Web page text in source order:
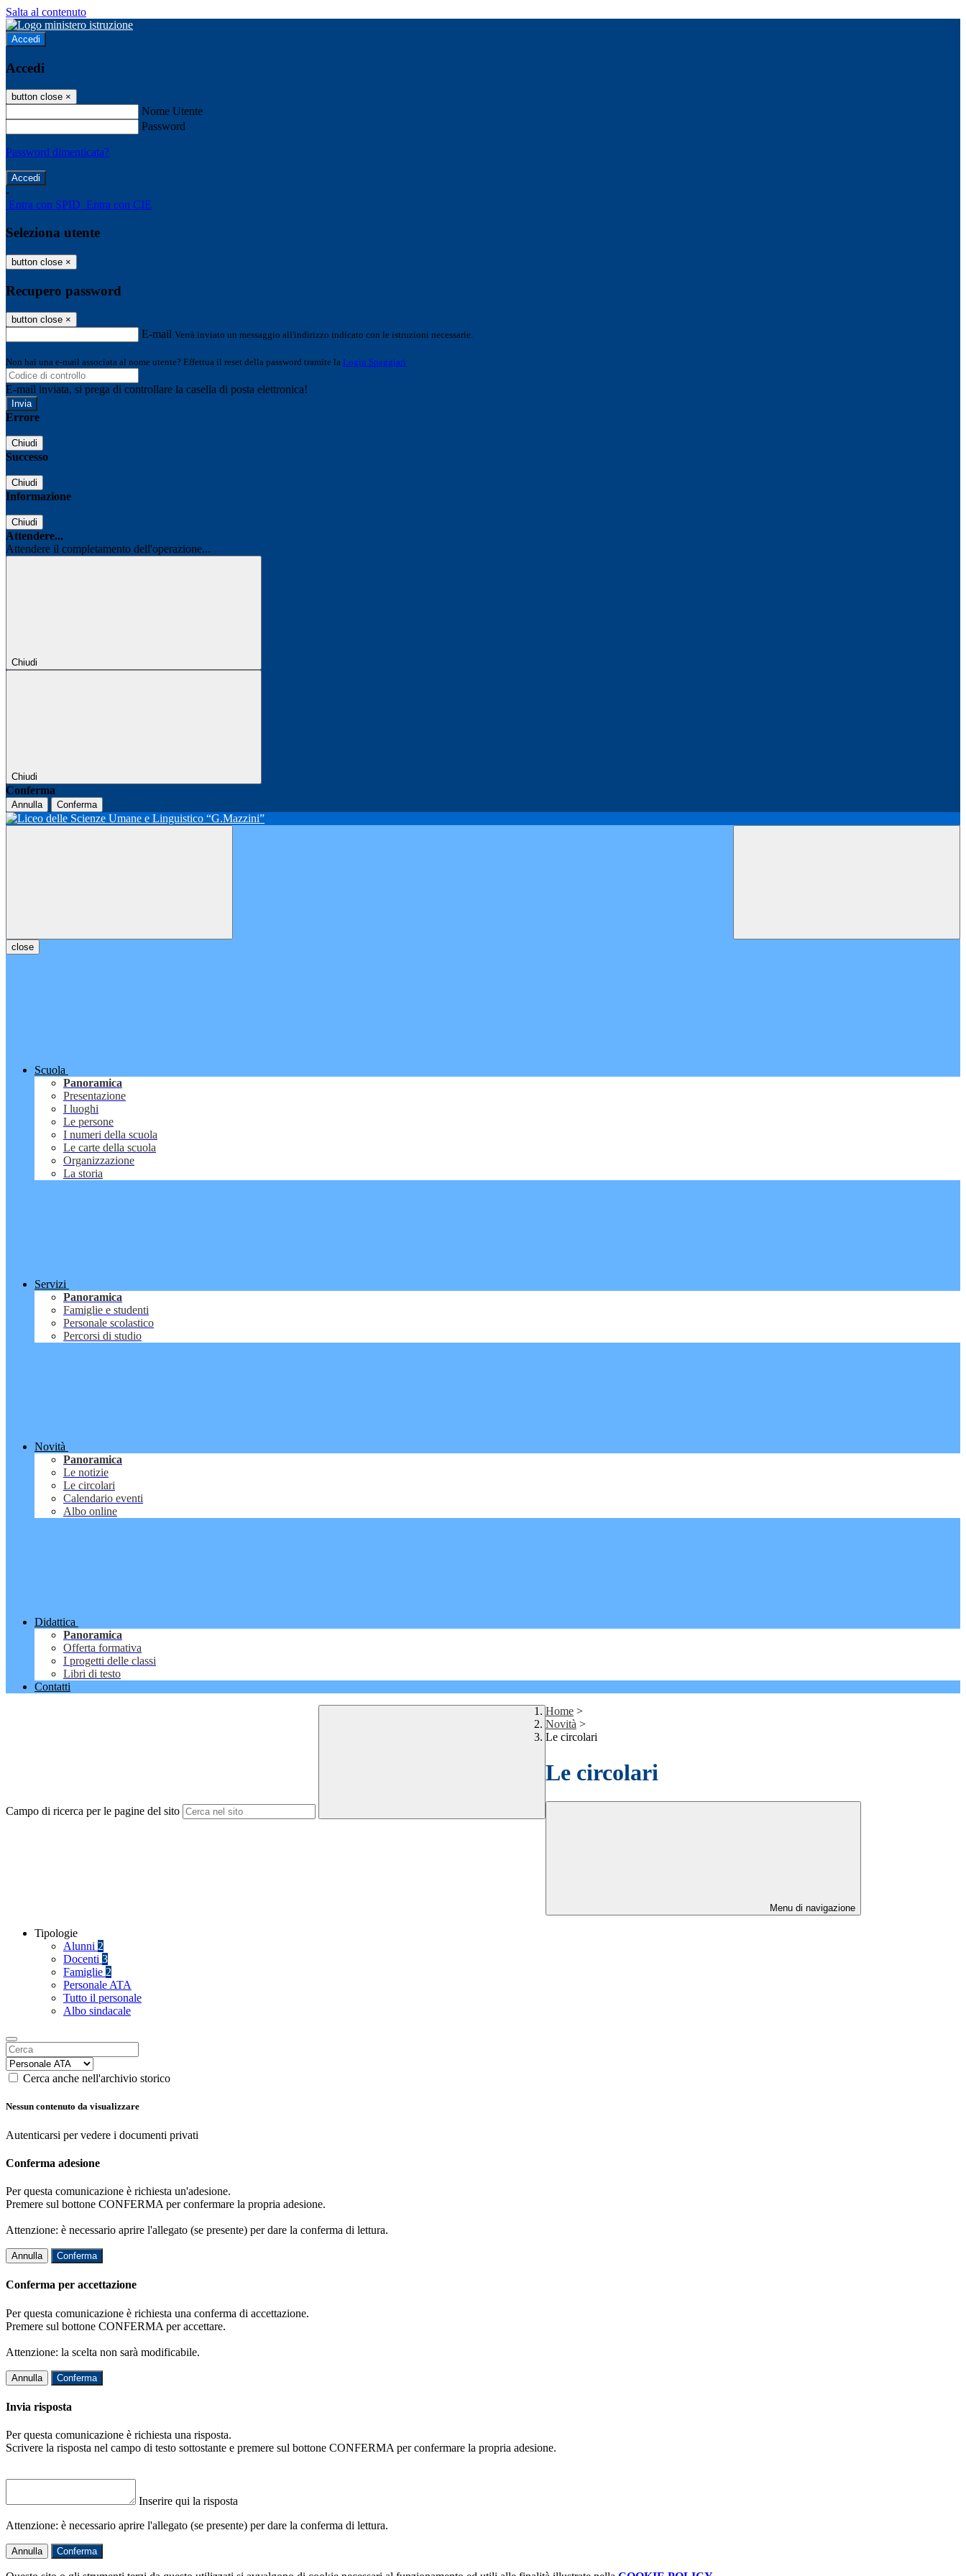
Salta al contenuto
Accedi
Accedi
button close ×
Nome Utente
Password
Password dimenticata?
-
Entra con SPID Entra con CIE
Seleziona utente
button close ×
Recupero password
button close ×
E-mail Verrà inviato un messaggio all'indirizzo indicato con le istruzioni necessarie.
Non hai una e-mail associata al nome utente? Effettua il reset della password tramite la Login Spaggiari
E-mail inviata, si prega di controllare la casella di posta elettronica!
Errore
Chiudi
Successo
Chiudi
Informazione
Chiudi
Attendere...
Attendere il completamento dell'operazione...
Chiudi
Chiudi
Conferma
Annulla Conferma
close
Scuola
Panoramica
Presentazione
I luoghi
Le persone
I numeri della scuola
Le carte della scuola
Organizzazione
La storia
Servizi
Panoramica
Famiglie e studenti
Personale scolastico
Percorsi di studio
Novità
Panoramica
Le notizie
Le circolari
Calendario eventi
Albo online
Didattica
Panoramica
Offerta formativa
I progetti delle classi
Libri di testo
Contatti
Campo di ricerca per le pagine del sito
Home >
Novità >
Le circolari
Le circolari
Menu di navigazione
Tipologie
Alunni 2
Docenti 3
Famiglie 2
Personale ATA
Tutto il personale
Albo sindacale
Cerca anche nell'archivio storico
Nessun contenuto da visualizzare
Autenticarsi per vedere i documenti privati
Conferma adesione
Per questa comunicazione è richiesta un'adesione.
Premere sul bottone CONFERMA per confermare la propria adesione.
Attenzione: è necessario aprire l'allegato (se presente) per dare la conferma di lettura.
Annulla Conferma
Conferma per accettazione
Per questa comunicazione è richiesta una conferma di accettazione.
Premere sul bottone CONFERMA per accettare.
Attenzione: la scelta non sarà modificabile.
Annulla Conferma
Invia risposta
Per questa comunicazione è richiesta una risposta.
Scrivere la risposta nel campo di testo sottostante e premere sul bottone CONFERMA per confermare la propria adesione.
Inserire qui la risposta
Attenzione: è necessario aprire l'allegato (se presente) per dare la conferma di lettura.
Annulla Conferma